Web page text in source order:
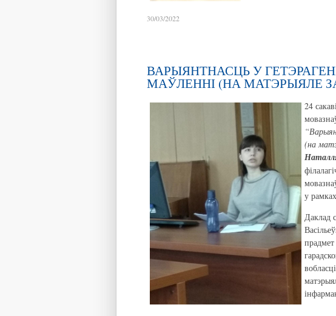
30/03/2022
ВАРЫЯНТНАСЦЬ У
МАЎЛЕННІ (НА МАТЭРЫЯЛЕ
24
(на
у
Даклад
прадмет